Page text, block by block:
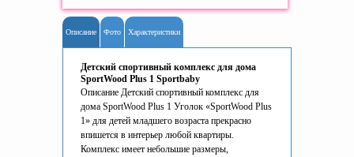
Описание Фото Характеристики
Детский спортивный комплекс для дома
SportWood Plus 1 Sportbaby
Описание Детский спортивный комплекс для
дома SportWood Plus 1 Уголок «SportWood Plus
1» для детей младшего возраста прекрасно
впишется в интерьер любой квартиры.
Комплекс имеет небольшие размеры,